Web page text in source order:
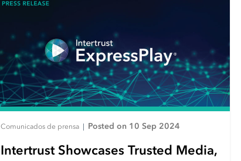
Comunicados de prensa| Posted on 10 Sep 2024
Intertrust Showcases Trusted Media,